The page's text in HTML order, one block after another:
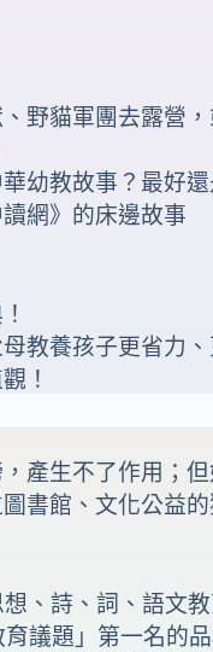
野貓軍團去露營
華幼教故事？最好
網》的床邊故事
教養孩子更省力、
！
產生不了作用；
書館、文化公益
、詩、詞、語文
議題」第一名的